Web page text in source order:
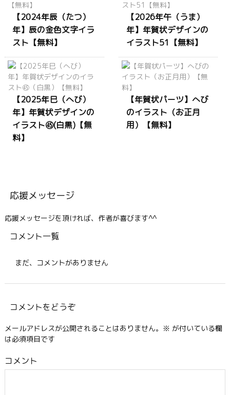
【2024年辰（たつ）
年】辰の金色文字イラ
スト【無料】
【2026年午（うま）
年】年賀状デザインの
イラスト51【無料】
【2025年巳（へび）
年】年賀状デザインの
イラスト㊺(白黒)【無
料】
【年賀状パーツ】へび
のイラスト（お正月
用）【無料】
応援メッセージ
応援メッセージを頂ければ、作者が喜びます^^
コメント一覧
まだ、コメントがありません
コメントをどうぞ
メールアドレスが公開されることはありません。 ※ が付いている欄
は必須項目です
コメント